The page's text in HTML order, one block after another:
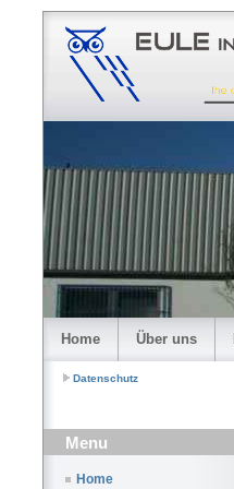
Home Über uns
Datenschutz
Menu
Home